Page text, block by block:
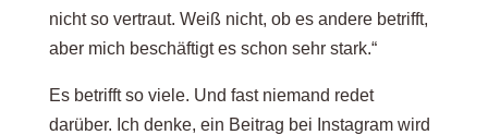
nicht so vertraut. Weiß nicht, ob es andere betrifft,
aber mich beschäftigt es schon sehr stark.“
Es betrifft so viele. Und fast niemand redet
darüber. Ich denke, ein Beitrag bei Instagram wird